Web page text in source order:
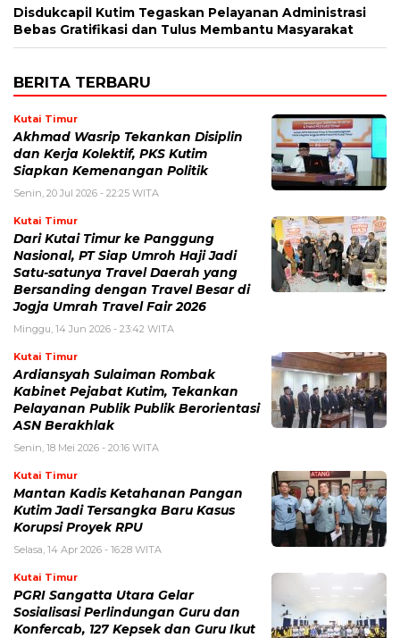
Disdukcapil Kutim Tegaskan Pelayanan Administrasi
Bebas Gratifikasi dan Tulus Membantu Masyarakat
BERITA TERBARU
Kutai Timur
Akhmad Wasrip Tekankan Disiplin
dan Kerja Kolektif, PKS Kutim
Siapkan Kemenangan Politik
Senin, 20 Jul 2026 - 22:25 WITA
Kutai Timur
Dari Kutai Timur ke Panggung
Nasional, PT Siap Umroh Haji Jadi
Satu-satunya Travel Daerah yang
Bersanding dengan Travel Besar di
Jogja Umrah Travel Fair 2026
Minggu, 14 Jun 2026 - 23:42 WITA
Kutai Timur
Ardiansyah Sulaiman Rombak
Kabinet Pejabat Kutim, Tekankan
Pelayanan Publik Publik Berorientasi
ASN Berakhlak
Senin, 18 Mei 2026 - 20:16 WITA
Kutai Timur
Mantan Kadis Ketahanan Pangan
Kutim Jadi Tersangka Baru Kasus
Korupsi Proyek RPU
Selasa, 14 Apr 2026 - 16:28 WITA
Kutai Timur
PGRI Sangatta Utara Gelar
Sosialisasi Perlindungan Guru dan
Konfercab, 127 Kepsek dan Guru Ikut